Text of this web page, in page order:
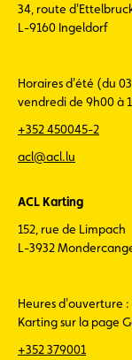
34, route
L-9160 Ingeldorf
Horaires d'été (du
vendredi de 9h00 à
+352 450045-2
acl@acl.lu
ACL Karting
152, rue de Limpach
L-3932
Heures d'ouverture
Karting sur la page
+352 379001